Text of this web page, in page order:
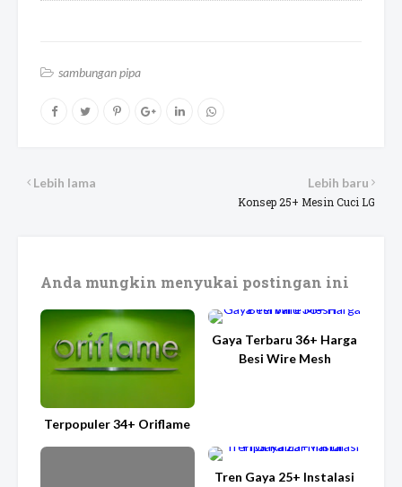
sambungan pipa
Lebih baru
Konsep 25+ Mesin Cuci LG
Lebih lama
Anda mungkin menyukai postingan ini
Terpopuler 34+ Oriflame
Gaya Terbaru 36+ Harga
Besi Wire Mesh
Tren Gaya 25+ Instalasi